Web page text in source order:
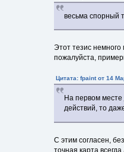
весьма спорный
Этот тезис немного
пожалуйста,
Цитата: fpaint от 14
На первом месте
действий, то
С этим согласен,
точная карта